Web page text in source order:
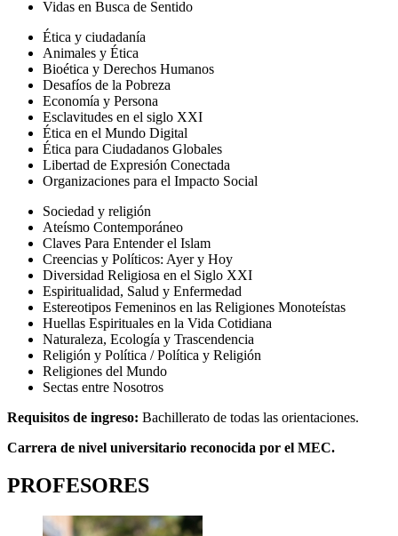
Vidas en Busca de Sentido
Ética y ciudadanía
Animales y Ética
Bioética y Derechos Humanos
Desafíos de la Pobreza
Economía y Persona
Esclavitudes en el siglo XXI
Ética en el Mundo Digital
Ética para Ciudadanos Globales
Libertad de Expresión Conectada
Organizaciones para el Impacto Social
Sociedad y religión
Ateísmo Contemporáneo
Claves Para Entender el Islam
Creencias y Políticos: Ayer y Hoy
Diversidad Religiosa en el Siglo XXI
Espiritualidad, Salud y Enfermedad
Estereotipos Femeninos en las Religiones Monoteístas
Huellas Espirituales en la Vida Cotidiana
Naturaleza, Ecología y Trascendencia
Religión y Política / Política y Religión
Religiones del Mundo
Sectas entre Nosotros
Requisitos de ingreso: Bachillerato de todas las orientaciones.
Carrera de nivel universitario reconocida por el MEC.
PROFESORES